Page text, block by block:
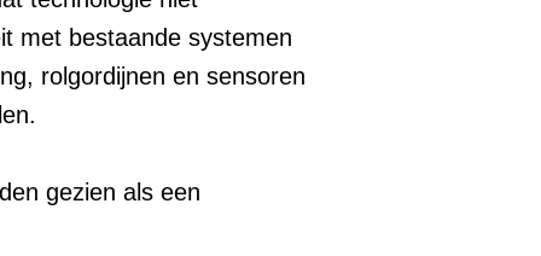
met bestaande systemen
rolgordijnen en sensoren
gezien als een